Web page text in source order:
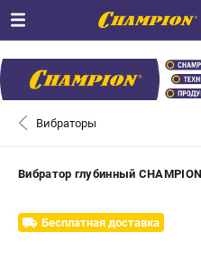
0
Вибраторы
Вибратор глубинный
Бесплатная доставка